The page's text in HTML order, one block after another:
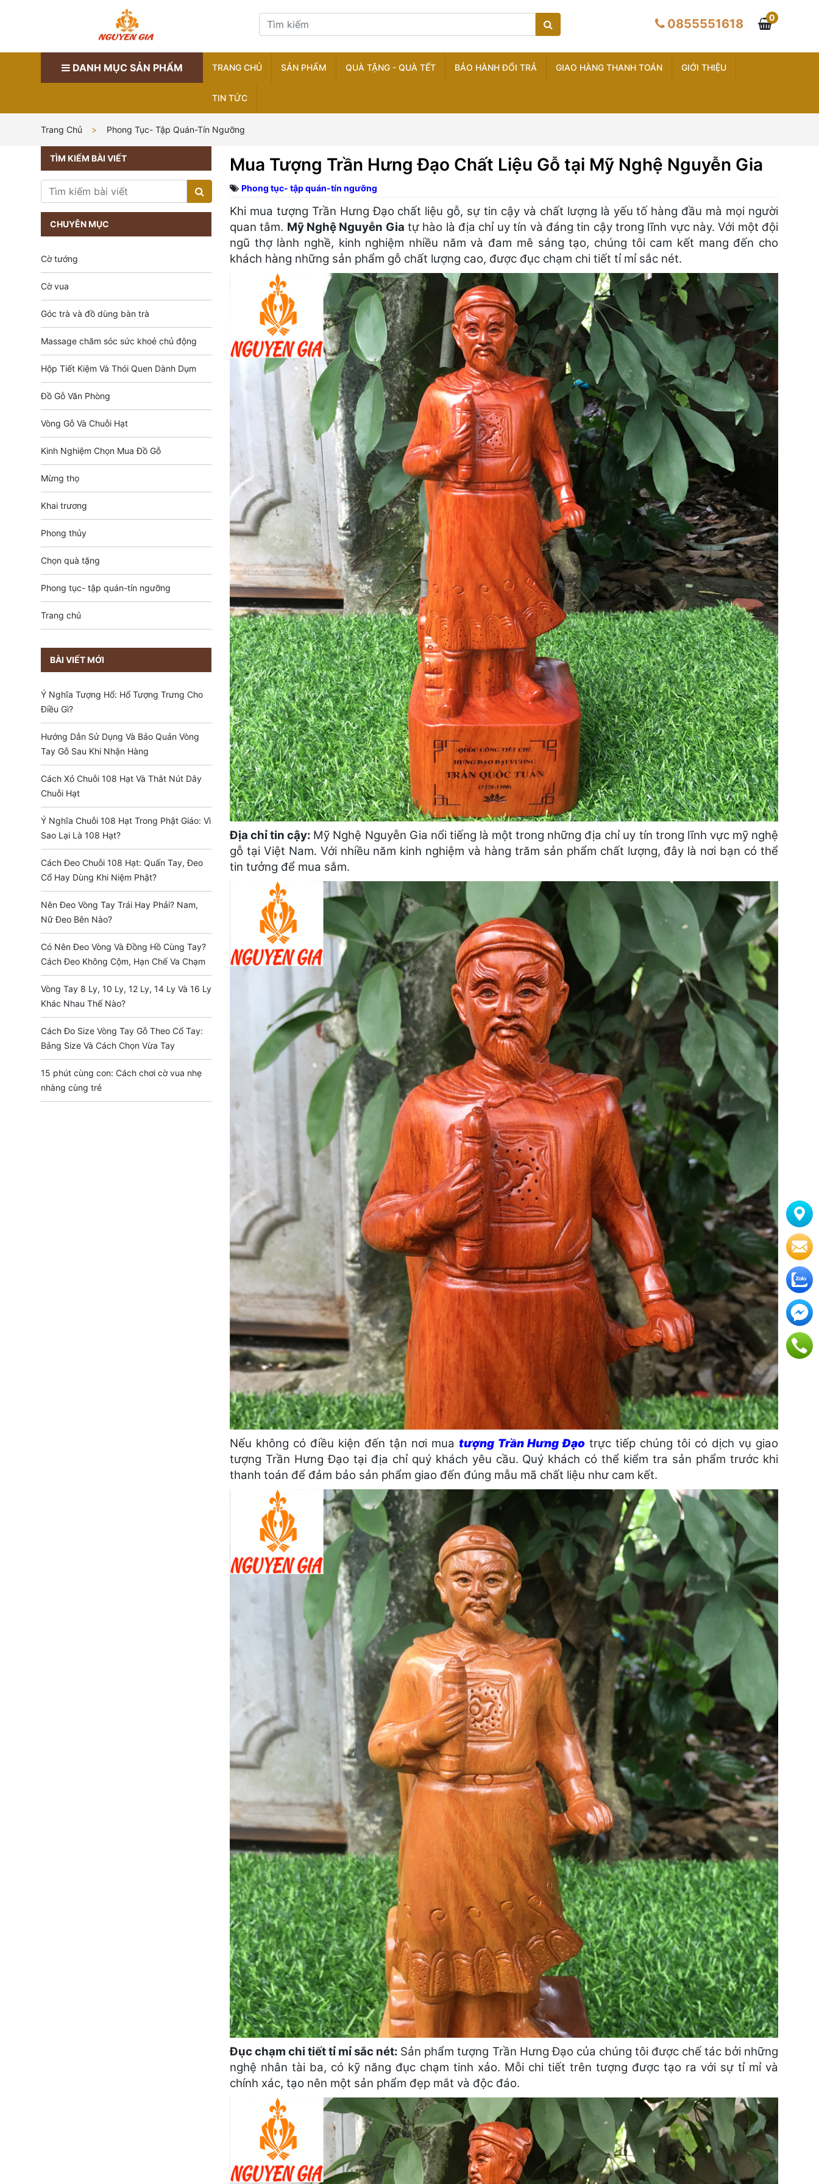
0855551618 0
DANH MỤC SẢN PHẨM TRANG CHỦ SẢN PHẨM QUÀ TẶNG - QUÀ TẾT BẢO HÀNH ĐỔI TRẢ GIAO HÀNG THANH TOÁN GIỚI THIỆU
TIN TỨC
Trang Chủ Phong Tục- Tập Quán-Tín Ngưỡng
TÌM KIẾM BÀI VIẾT
CHUYÊN MỤC
Cờ tướng
Cờ vua
Góc trà và đồ dùng bàn trà
Massage chăm sóc sức khoẻ chủ động
Hộp Tiết Kiệm Và Thói Quen Dành Dụm
Đồ Gỗ Văn Phòng
Vòng Gỗ Và Chuỗi Hạt
Kinh Nghiệm Chọn Mua Đồ Gỗ
Mừng thọ
Khai trương
Phong thủy
Chọn quà tặng
Phong tục- tập quán-tín ngưỡng
Trang chủ
BÀI VIẾT MỚI
Ý Nghĩa Tượng Hổ: Hổ Tượng Trưng Cho
Điều Gì?
Hướng Dẫn Sử Dụng Và Bảo Quản Vòng
Tay Gỗ Sau Khi Nhận Hàng
Cách Xỏ Chuỗi 108 Hạt Và Thắt Nút Dây
Chuỗi Hạt
Ý Nghĩa Chuỗi 108 Hạt Trong Phật Giáo: Vì
Sao Lại Là 108 Hạt?
Cách Đeo Chuỗi 108 Hạt: Quấn Tay, Đeo
Cổ Hay Dùng Khi Niệm Phật?
Nên Đeo Vòng Tay Trái Hay Phải? Nam,
Nữ Đeo Bên Nào?
Có Nên Đeo Vòng Và Đồng Hồ Cùng Tay?
Cách Đeo Không Cộm, Hạn Chế Va Chạm
Vòng Tay 8 Ly, 10 Ly, 12 Ly, 14 Ly Và 16 Ly
Khác Nhau Thế Nào?
Cách Đo Size Vòng Tay Gỗ Theo Cổ Tay:
Bảng Size Và Cách Chọn Vừa Tay
15 phút cùng con: Cách chơi cờ vua nhẹ
nhàng cùng trẻ
Mua Tượng Trần Hưng Đạo Chất Liệu Gỗ tại Mỹ Nghệ Nguyễn Gia
Phong tục- tập quán-tín ngưỡng
Khi mua tượng Trần Hưng Đạo chất liệu gỗ, sự tin cậy và chất lượng là yếu tố hàng đầu mà mọi người
quan tâm. Mỹ Nghệ Nguyễn Gia tự hào là địa chỉ uy tín và đáng tin cậy trong lĩnh vực này. Với một đội
ngũ thợ lành nghề, kinh nghiệm nhiều năm và đam mê sáng tạo, chúng tôi cam kết mang đến cho
khách hàng những sản phẩm gỗ chất lượng cao, được đục chạm chi tiết tỉ mỉ sắc nét.
Địa chỉ tin cậy: Mỹ Nghệ Nguyễn Gia nổi tiếng là một trong những địa chỉ uy tín trong lĩnh vực mỹ nghệ
gỗ tại Việt Nam. Với nhiều năm kinh nghiệm và hàng trăm sản phẩm chất lượng, đây là nơi bạn có thể
tin tưởng để mua sắm.
Nếu không có điều kiện đến tận nơi mua tượng Trần Hưng Đạo trực tiếp chúng tôi có dịch vụ giao
tượng Trần Hưng Đạo tại địa chỉ quý khách yêu cầu. Quý khách có thể kiểm tra sản phẩm trước khi
thanh toán để đảm bảo sản phẩm giao đến đúng mẫu mã chất liệu như cam kết.
Đục chạm chi tiết tỉ mỉ sắc nét: Sản phẩm tượng Trần Hưng Đạo của chúng tôi được chế tác bởi những
nghệ nhân tài ba, có kỹ năng đục chạm tinh xảo. Mỗi chi tiết trên tượng được tạo ra với sự tỉ mỉ và
chính xác, tạo nên một sản phẩm đẹp mắt và độc đáo.